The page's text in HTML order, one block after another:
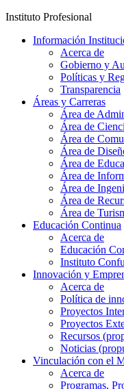
Instituto Profesional
Información
Acerca de
Gobierno y
Políticas y
Transparencia
Áreas y Carreras
Área de
Área de
Área de
Área de
Área de
Área de
Área de
Área de
Área de
Educación Continua
Acerca de
Educación
Instituto
Innovación y
Acerca de
Política de
Proyectos
Proyectos
Recursos
Noticias
Vinculación con el
Acerca de
Programas,